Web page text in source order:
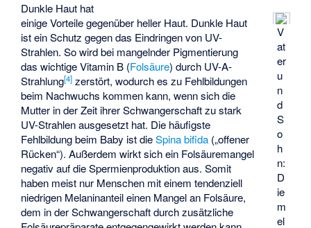
V
at
er
u
n
d
S
o
h
n:
D
ie
m
el
Dunkle Haut hat
einige Vorteile gegenüber heller Haut. Dunkle Haut
ist ein Schutz gegen das Eindringen von UV-
Strahlen. So wird bei mangelnder Pigmentierung
das wichtige Vitamin B (Folsäure) durch UV-A-
Strahlung[4] zerstört, wodurch es zu Fehlbildungen
beim Nachwuchs kommen kann, wenn sich die
Mutter in der Zeit ihrer Schwangerschaft zu stark
UV-Strahlen ausgesetzt hat. Die häufigste
Fehlbildung beim Baby ist dieSpina bifida („offener
Rücken“). Außerdem wirkt sich ein Folsäuremangel
negativ auf die Spermienproduktion aus. Somit
haben meist nur Menschen mit einem tendenziell
niedrigen Melaninanteil einen Mangel an Folsäure,
dem in der Schwangerschaft durch zusätzliche